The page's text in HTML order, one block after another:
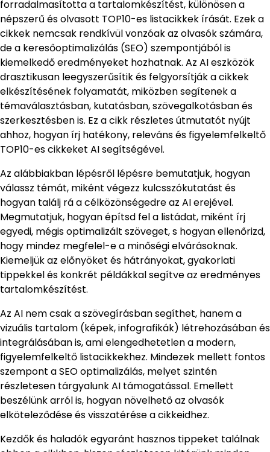
forradalmasította a tartalomkészítést, különösen a
népszerű és olvasott TOP10-es listacikkek írását. Ezek a
cikkek nemcsak rendkívül vonzóak az olvasók számára,
de a keresőoptimalizálás (SEO) szempontjából is
kiemelkedő eredményeket hozhatnak. Az AI eszközök
drasztikusan leegyszerűsítik és felgyorsítják a cikkek
elkészítésének folyamatát, miközben segítenek a
témaválasztásban, kutatásban, szövegalkotásban és
szerkesztésben is. Ez a cikk részletes útmutatót nyújt
ahhoz, hogyan írj hatékony, releváns és figyelemfelkeltő
TOP10-es cikkeket AI segítségével.
Az alábbiakban lépésről lépésre bemutatjuk, hogyan
válassz témát, miként végezz kulcsszókutatást és
hogyan találj rá a célközönségedre az AI erejével.
Megmutatjuk, hogyan építsd fel a listádat, miként írj
egyedi, mégis optimalizált szöveget, s hogyan ellenőrizd,
hogy mindez megfelel-e a minőségi elvárásoknak.
Kiemeljük az előnyöket és hátrányokat, gyakorlati
tippekkel és konkrét példákkal segítve az eredményes
tartalomkészítést.
Az AI nem csak a szövegírásban segíthet, hanem a
vizuális tartalom (képek, infografikák) létrehozásában és
integrálásában is, ami elengedhetetlen a modern,
figyelemfelkeltő listacikkekhez. Mindezek mellett fontos
szempont a SEO optimalizálás, melyet szintén
részletesen tárgyalunk AI támogatással. Emellett
beszélünk arról is, hogyan növelhető az olvasók
elköteleződése és visszatérése a cikkeidhez.
Kezdők és haladók egyaránt hasznos tippeket találnak